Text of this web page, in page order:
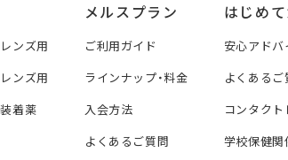
ンズ用
ンズ用
着薬
メルスプラン
ご利用ガイド
ラインナップ・料金
入会方法
よくあるご質問
はじめ
安心アドバ
よくあるご
コンタク
学校保健